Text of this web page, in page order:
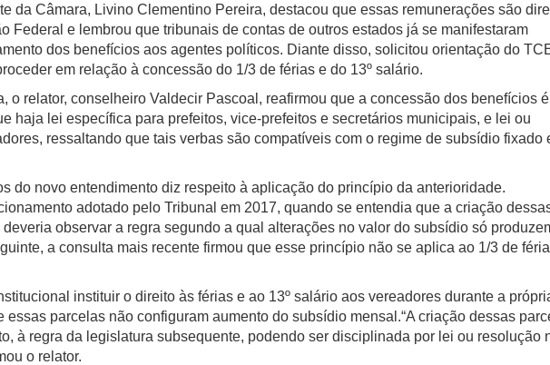
da Câmara, Livino Clementino Pereira, destacou que essas remunerações são
Federal e lembrou que tribunais de contas de outros estados já se manifestaram
dos benefícios aos agentes políticos. Diante disso, solicitou orientação do
em relação à concessão do 1/3 de férias e do 13º salário.
o relator, conselheiro Valdecir Pascoal, reafirmou que a concessão dos benefícios é
haja lei específica para prefeitos, vice-prefeitos e secretários municipais, e lei ou
ressaltando que tais verbas são compatíveis com o regime de subsídio fixado
do novo entendimento diz respeito à aplicação do princípio da anterioridade.
adotado pelo Tribunal em 2017, quando se entendia que a criação
observar a regra segundo a qual alterações no valor do subsídio só
a consulta mais recente firmou que esse princípio não se aplica ao 1/3 de
instituir o direito às férias e ao 13º salário aos vereadores durante a
essas parcelas não configuram aumento do subsídio mensal.“A criação dessas
à regra da legislatura subsequente, podendo ser disciplinada por lei ou resolução
o relator.